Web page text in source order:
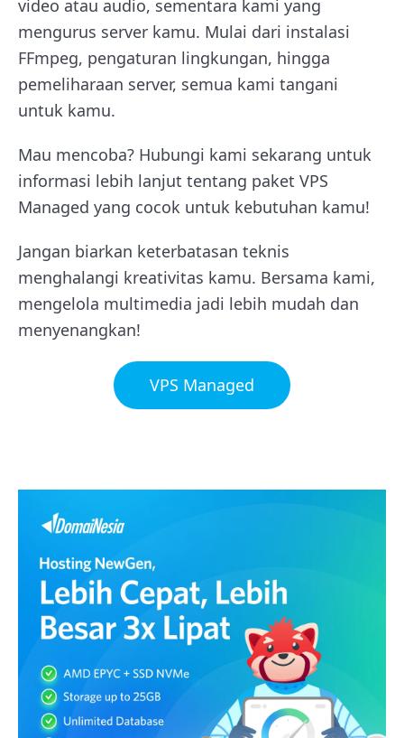
video atau audio, sementara kami yang
mengurus server kamu. Mulai dari instalasi
FFmpeg, pengaturan lingkungan, hingga
pemeliharaan server, semua kami tangani
untuk kamu.
Mau mencoba? Hubungi kami sekarang untuk
informasi lebih lanjut tentang paket VPS
Managed yang cocok untuk kebutuhan kamu!
Jangan biarkan keterbatasan teknis
menghalangi kreativitas kamu. Bersama kami,
mengelola multimedia jadi lebih mudah dan
menyenangkan!
VPS Managed